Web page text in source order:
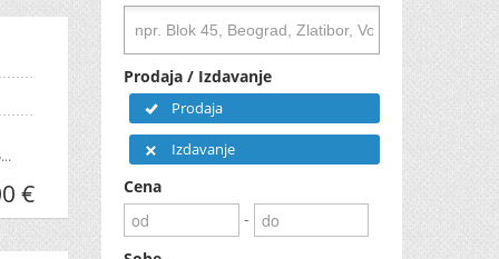
€
Prodaja / Izdavanje
Prodaja
Izdavanje
Cena
-